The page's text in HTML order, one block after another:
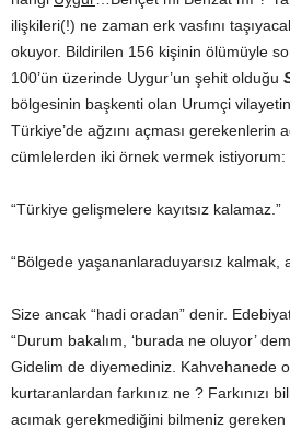
ilişkileri(!) ne zaman erk vasfını
okuyor. Bildirilen 156 kişinin ölümüyle
100’ün üzerinde Uygur’un şehit olduğu
bölgesinin başkenti olan Urumçi
Türkiye’de ağzını açması gerekenlerin
cümlelerden iki örnek vermek istiyorum:
“Türkiye gelişmelere kayıtsız kalamaz.”
“Bölgede yaşananlaraduyarsız kalmak,
Size ancak “hadi oradan” denir.
“Durum bakalım, ‘burada ne oluyor’
Gidelim de diyemediniz. Kahvehanede
kurtaranlardan farkınız ne ? Farkınızı
acımak gerekmediğini bilmeniz gereken